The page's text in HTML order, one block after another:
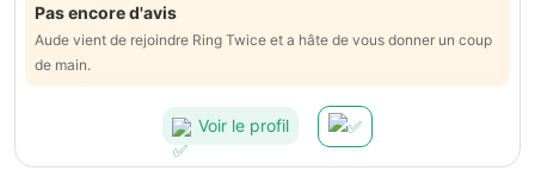
Pas encore d'avis
Aude vient de rejoindre Ring Twice et a hâte de vous donner un coup
de main.
Voir le profil